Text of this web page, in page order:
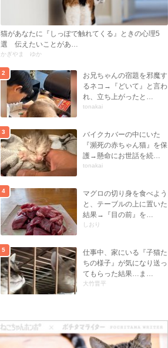
猫があなたに『しっぽで触れてくる』ときの心理5
選 伝えたいことがあ…
かぎやま ゆか
2
お兄ちゃんの宿題を邪魔す
るネコ→『どいて』と言わ
れ、立ち上がったと…
tonakai
3
バイクカバーの中にいた
『瀕死の赤ちゃん猫』を保
護→懸命にお世話を続…
tonakai
4
マグロの切り身を食べよう
と、テーブルの上に置いた
結果→『目の前』を…
しおり
5
仕事中、家にいる『子猫た
ちの様子』が気になり送っ
てもらった結果…ま…
大竹晋平